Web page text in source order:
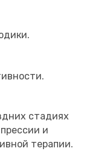
стадиях
и
терапии.